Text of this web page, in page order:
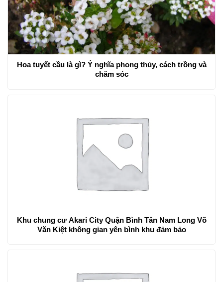
Hoa tuyết cầu là gì? Ý nghĩa phong thủy, cách trồng và
chăm sóc
Khu chung cư Akari City Quận Bình Tân Nam Long Võ
Văn Kiệt không gian yên bình khu đảm bảo